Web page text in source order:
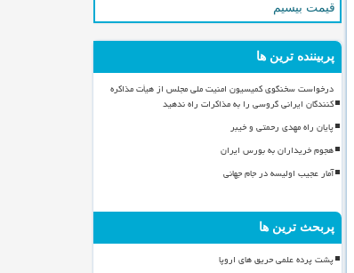
قیمت بیسیم
پربیننده ترین ها
درخواست سخنگوی کمیسیون امنیت ملی مجلس از هیأت مذاکره
کنندگان ایرانی گروسی را به مذاکرات راه ندهید
پایان راه مهدی رحمتی و خیبر
هجوم خریداران به بورس ایران
آمار عجیب اولیسه در جام جهانی
پربحث ترین ها
پشت پرده علمی حریق های اروپا